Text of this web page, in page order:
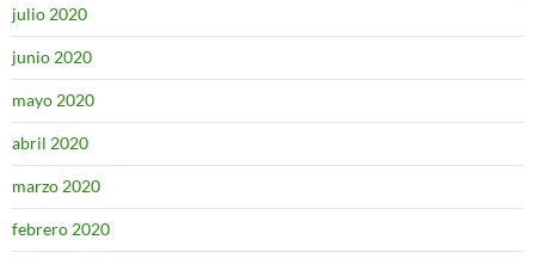
julio 2020
junio 2020
mayo 2020
abril 2020
marzo 2020
febrero 2020